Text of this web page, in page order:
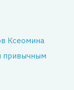
Ксеомина
привычным